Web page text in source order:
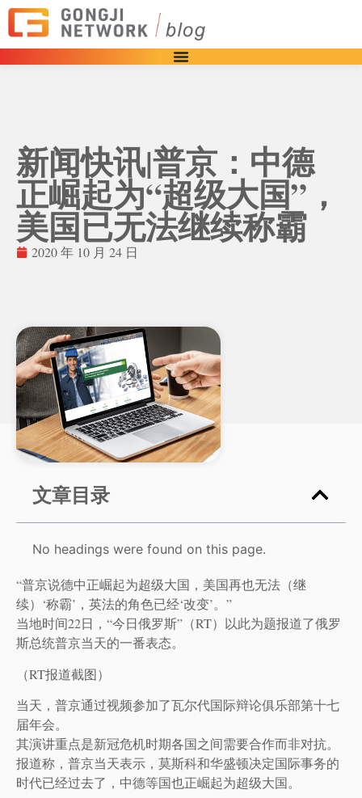
新闻快讯|普京：中德
正崛起为“超级大国”，
美国已无法继续称霸
2020 年 10 月 24 日
文章目录
No headings were found on this page.
“普京说德中正崛起为超级大国，美国再也无法（继
续）‘称霸’，英法的角色已经‘改变’。”
当地时间22日，“今日俄罗斯”（RT）以此为题报道了俄罗
斯总统普京当天的一番表态。
（RT报道截图）
当天，普京通过视频参加了瓦尔代国际辩论俱乐部第十七
届年会。
其演讲重点是新冠危机时期各国之间需要合作而非对抗。
报道称，普京当天表示，莫斯科和华盛顿决定国际事务的
时代已经过去了，中德等国也正崛起为超级大国。